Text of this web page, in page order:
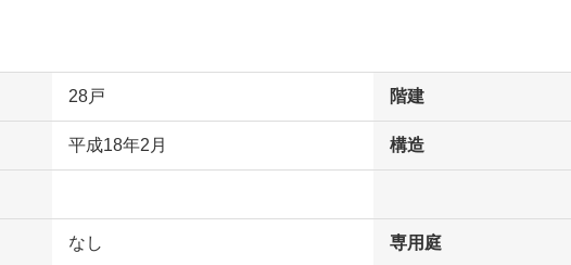
28戸 階建
平成18年2月 構造
なし 専用庭